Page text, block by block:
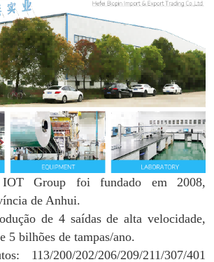
Group foi fundado em 2008,
de Anhui.
de 4 saídas de alta velocidade,
5 bilhões de tampas/ano.
113/200/202/206/209/211/307/401